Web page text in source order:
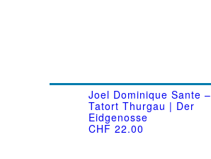
Joel Dominique Sante –
Tatort Thurgau | Der
Eidgenosse
CHF 22.00